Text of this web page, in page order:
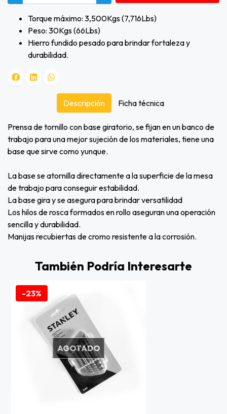
Torque máximo: 3,500Kgs (7,716Lbs)
Peso: 30Kgs (66Lbs)
Hierro fundido pesado para brindar fortaleza y
durabilidad.
Prensa de tornillo con base giratorio, se fijan en un banco de
trabajo para una mejor sujeción de los materiales, tiene una
base que sirve como yunque.
La base se atornilla directamente a la superficie de la mesa
de trabajo para conseguir estabilidad.
La base gira y se asegura para brindar versatilidad
Los hilos de rosca formados en rollo aseguran una operación
sencilla y durabilidad.
Manijas recubiertas de cromo resistente a la corrosión.
Descripción Ficha técnica
También Podría Interesarte
-23%
AGOTADO